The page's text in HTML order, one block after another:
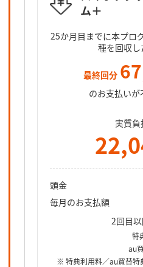
ム＋
25か月目までに本プロ
種を回収し
最終回分
のお支払いが
実質
頭金
毎月のお支払額
2回目
特
au
※ 特典利用料／au買替特